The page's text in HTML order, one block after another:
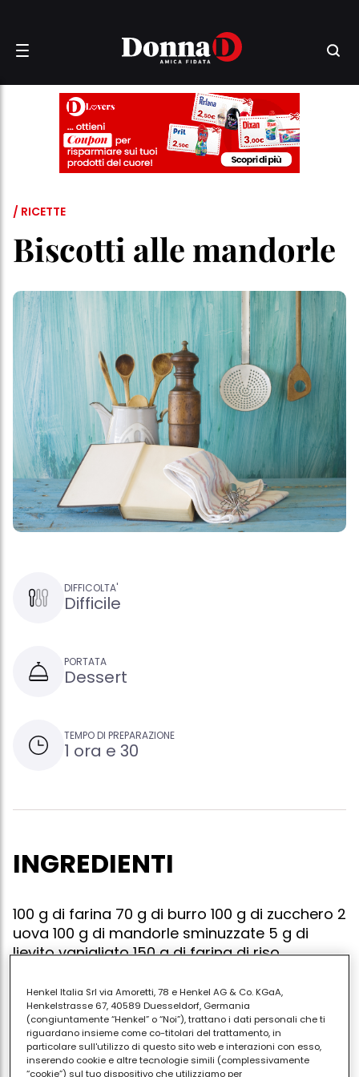
/ RICETTE
Biscotti alle mandorle
DIFFICOLTA'
Difficile
PORTATA
Dessert
TEMPO DI PREPARAZIONE
1 ora e 30
INGREDIENTI
100 g di farina 70 g di burro 100 g di zucchero 2
uova 100 g di mandorle sminuzzate 5 g di
lievito vanigliato 150 g di farina di riso
Mescolare assieme tutti gli ingredienti, farne delle
palline e cuocerle per mezz'ora al forno (150-170
gradi) le dosi sono molto ad occhio: non ho misurato
Henkel Italia Srl via Amoretti, 78 e Henkel AG & Co. KGaA,
Henkelstrasse 67, 40589 Duesseldorf, Germania
(congiuntamente “Henkel” o “Noi”), trattano i dati personali che ti
riguardano insieme come co-titolari del trattamento, in
particolare sull'utilizzo di questo sito web e interazioni con esso,
inserendo cookie e altre tecnologie simili (complessivamente
“cookie”) sul tuo dispositivo che utilizziamo per